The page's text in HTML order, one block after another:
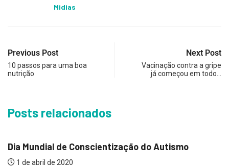
Midias
Previous Post
10 passos para uma boa
nutrição
Next Post
Vacinação contra a gripe
já começou em todo…
Posts relacionados
Dia Mundial de Conscientização do Autismo
1 de abril de 2020